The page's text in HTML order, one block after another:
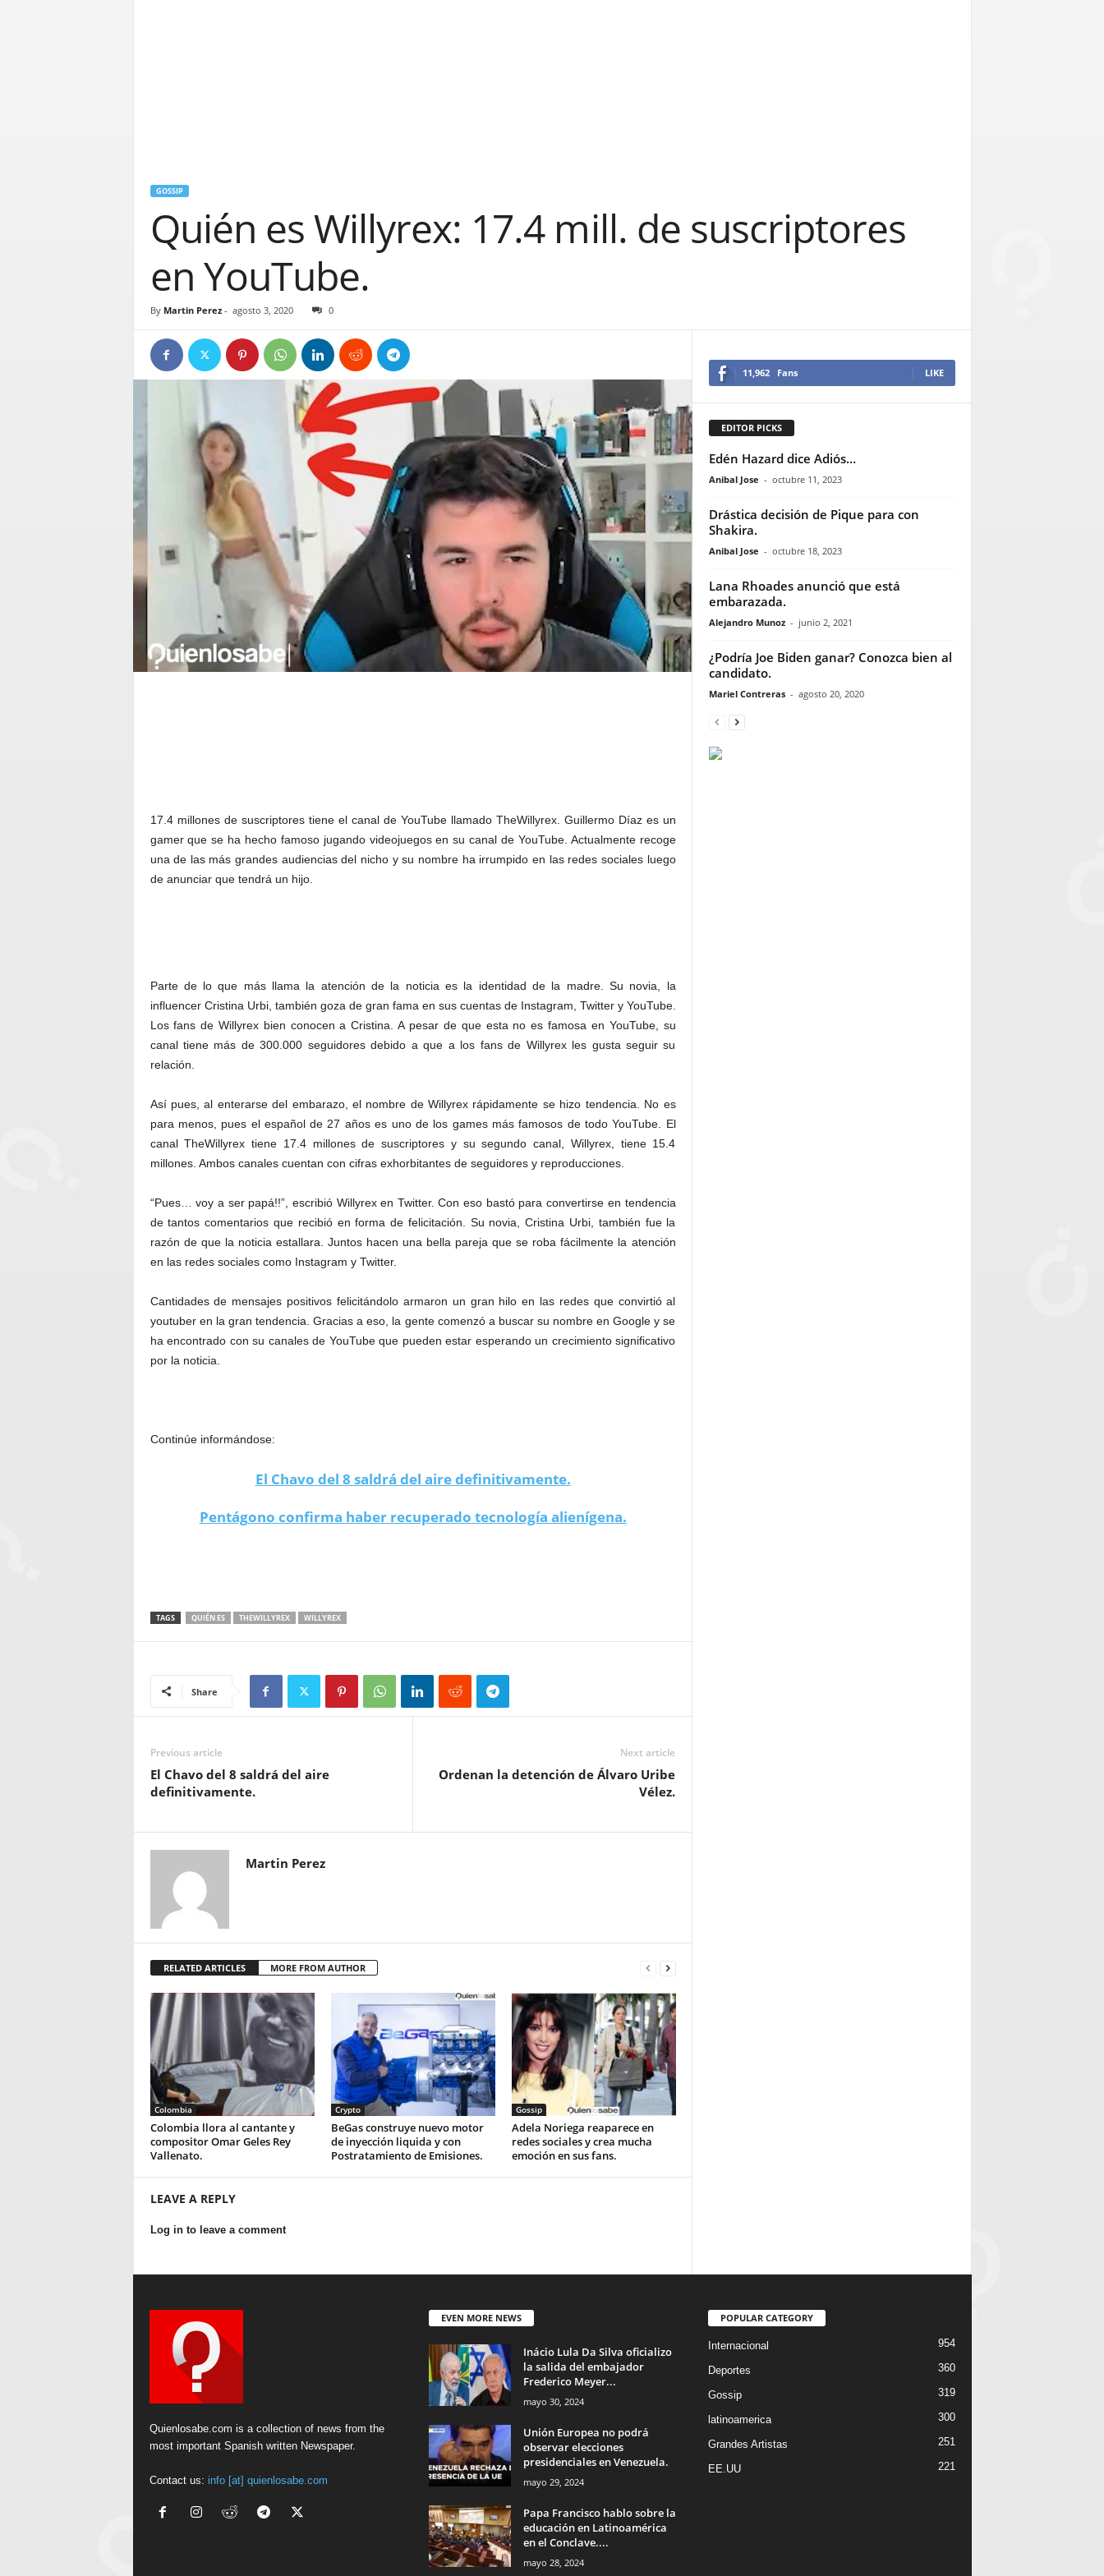
GOSSIP
Quién es Willyrex: 17.4 mill. de suscriptores
en YouTube.
By Martin Perez- agosto 3, 2020 0
17.4 millones de suscriptores tiene el canal de YouTube llamado TheWillyrex. Guillermo Díaz es un
gamer que se ha hecho famoso jugando videojuegos en su canal de YouTube. Actualmente recoge
una de las más grandes audiencias del nicho y su nombre ha irrumpido en las redes sociales luego
de anunciar que tendrá un hijo.
Parte de lo que más llama la atención de la noticia es la identidad de la madre. Su novia, la
influencer Cristina Urbi, también goza de gran fama en sus cuentas de Instagram, Twitter y YouTube.
Los fans de Willyrex bien conocen a Cristina. A pesar de que esta no es famosa en YouTube, su
canal tiene más de 300.000 seguidores debido a que a los fans de Willyrex les gusta seguir su
relación.
Así pues, al enterarse del embarazo, el nombre de Willyrex rápidamente se hizo tendencia. No es
para menos, pues el español de 27 años es uno de los games más famosos de todo YouTube. El
canal TheWillyrex tiene 17.4 millones de suscriptores y su segundo canal, Willyrex, tiene 15.4
millones. Ambos canales cuentan con cifras exhorbitantes de seguidores y reproducciones.
“Pues… voy a ser papá!!”, escribió Willyrex en Twitter. Con eso bastó para convertirse en tendencia
de tantos comentarios que recibió en forma de felicitación. Su novia, Cristina Urbi, también fue la
razón de que la noticia estallara. Juntos hacen una bella pareja que se roba fácilmente la atención
en las redes sociales como Instagram y Twitter.
Cantidades de mensajes positivos felicitándolo armaron un gran hilo en las redes que convirtió al
youtuber en la gran tendencia. Gracias a eso, la gente comenzó a buscar su nombre en Google y se
ha encontrado con su canales de YouTube que pueden estar esperando un crecimiento significativo
por la noticia.
Continúe informándose:
El Chavo del 8 saldrá del aire definitivamente.
Pentágono confirma haber recuperado tecnología alienígena.
TAGS QUIÉN ES THEWILLYREX WILLYREX
Share
Previous article
El Chavo del 8 saldrá del aire
definitivamente.
Next article
Ordenan la detención de Álvaro Uribe
Vélez.
Martin Perez
RELATED ARTICLES MORE FROM AUTHOR
Colombia
Colombia llora al cantante y
compositor Omar Geles Rey
Vallenato.
Crypto
BeGas construye nuevo motor
de inyección liquida y con
Postratamiento de Emisiones.
Gossip
Adela Noriega reaparece en
redes sociales y crea mucha
emoción en sus fans.
LEAVE A REPLY
Log in to leave a comment
11,962 Fans LIKE
EDITOR PICKS
Edén Hazard dice Adiós…
Anibal Jose - octubre 11, 2023
Drástica decisión de Pique para con
Shakira.
Anibal Jose - octubre 18, 2023
Lana Rhoades anunció que está
embarazada.
Alejandro Munoz - junio 2, 2021
¿Podría Joe Biden ganar? Conozca bien al
candidato.
Mariel Contreras - agosto 20, 2020
Quienlosabe.com is a collection of news from the
most important Spanish written Newspaper.
Contact us: info [at] quienlosabe.com
EVEN MORE NEWS
Inácio Lula Da Silva oficializo
la salida del embajador
Frederico Meyer...
mayo 30, 2024
Unión Europea no podrá
observar elecciones
presidenciales en Venezuela.
mayo 29, 2024
Papa Francisco hablo sobre la
educación en Latinoamérica
en el Conclave....
mayo 28, 2024
POPULAR CATEGORY
Internacional 954
Deportes 360
Gossip 319
latinoamerica 300
Grandes Artistas 251
EE.UU 221